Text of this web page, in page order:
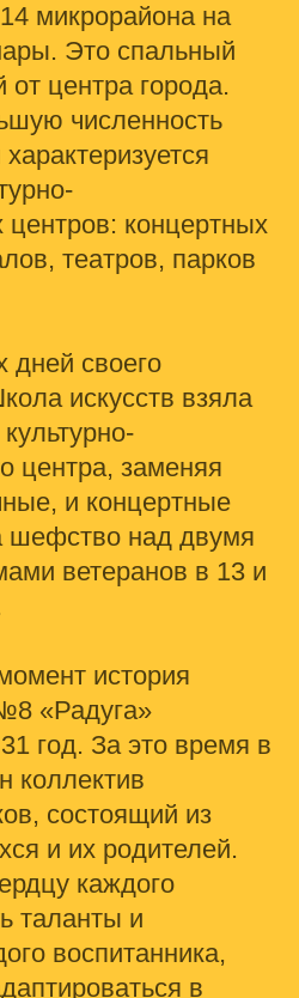
микрорайона на
Это спальный
центра города.
численность
центров: концертных
театров, парков
дней своего
искусств взяла
центра, заменяя
и концертные
шефство над двумя
ветеранов в 13 и
история
«Радуга»
год. За это время в
коллектив
состоящий из
и их родителей.
каждого
таланты и
воспитанника,
в